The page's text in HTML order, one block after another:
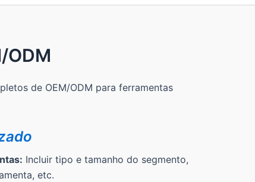
ODM
de OEM/ODM para ferramentas
Incluir tipo e tamanho do segmento,
etc.